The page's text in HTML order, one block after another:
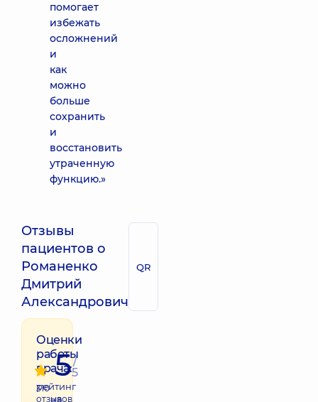
помогает
избежать
осложнений
и
как
можно
больше
сохранить
и
восстановить
утраченную
функцию.»
Отзывы
пациентов о
Романенко
Дмитрий
Александрович
QR
Оценки
работы
врача:
310
отзывов
5/
5
рейтинг
на